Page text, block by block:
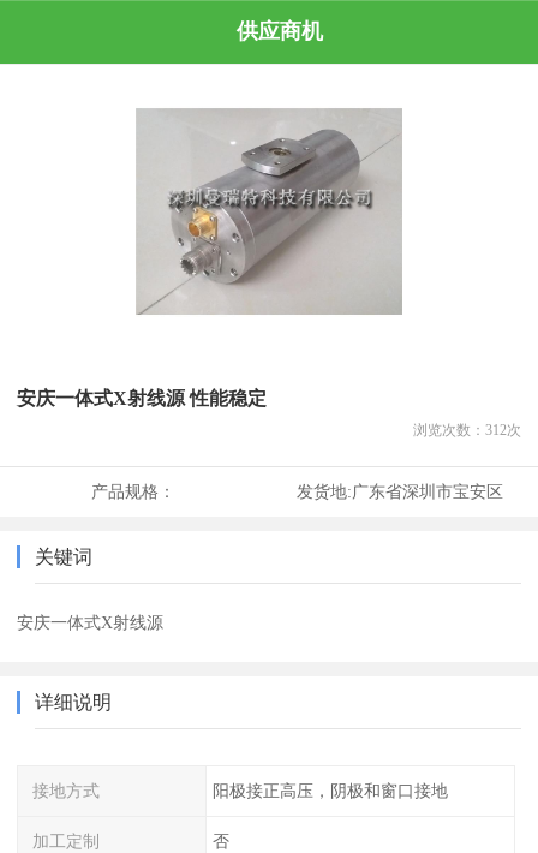
供应商机
安庆一体式X射线源 性能稳定
浏览次数： 312次
产品规格： 发货地:广东省深圳市宝安区
关键词
安庆一体式X射线源
详细说明
接地方式 阳极接正高压，阴极和窗口接地
加工定制 否